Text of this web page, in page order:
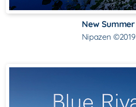
New Summer
Nipazen ©2019